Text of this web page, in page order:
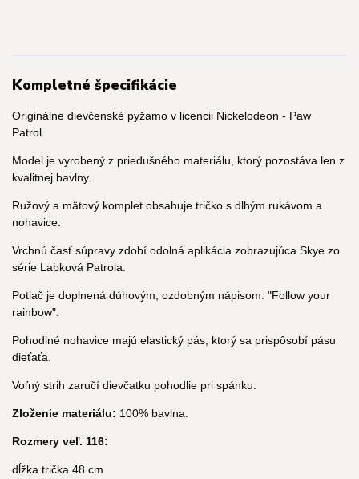
Kompletné špecifikácie
Originálne dievčenské pyžamo v licencii Nickelodeon - Paw
Patrol.
Model je vyrobený z priedušného materiálu, ktorý pozostáva len z
kvalitnej bavlny.
Ružový a mätový komplet obsahuje tričko s dlhým rukávom a
nohavice.
Vrchnú časť súpravy zdobí odolná aplikácia zobrazujúca Skye zo
série Labková Patrola.
Potlač je doplnená dúhovým, ozdobným nápisom: "Follow your
rainbow".
Pohodlné nohavice majú elastický pás, ktorý sa prispôsobí pásu
dieťaťa.
Voľný strih zaručí dievčatku pohodlie pri spánku.
Zloženie materiálu: 100% bavlna.
Rozmery veľ. 116:
dĺžka trička 48 cm